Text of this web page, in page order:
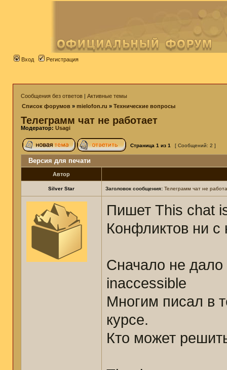
Вход Регистрация
Сообщения без ответов | Активные темы
Список форумов » mielofon.ru » Технические вопросы
Телеграмм чат не работает
Модератор: Usagi
Страница 1 из 1 [ Сообщений: 2 ]
Версия для печати
Автор
Silver Star Заголовок сообщения: Телеграмм чат не
Пишет This chat
Конфликтов ни
Сначало не дало
inaccessible
Многим писал в
курсе.
Кто может